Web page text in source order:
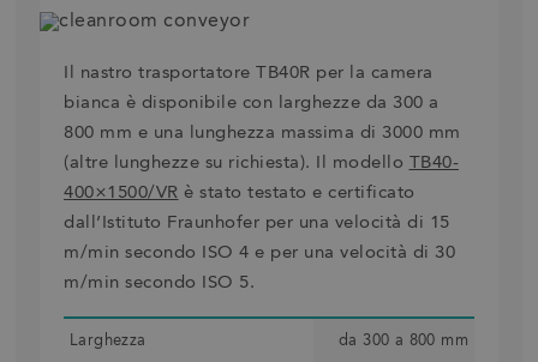
Il nastro trasportatore TB40R per la camera
bianca è disponibile con larghezze da 300 a
800 mm e una lunghezza massima di 3000 mm
(altre lunghezze su richiesta). Il modello
TB40-
400×1500/VR è stato testato e certificato
dall’Istituto Fraunhofer per una velocità di 15
m/min secondo ISO 4 e per una velocità di 30
m/min secondo ISO 5.
Larghez­za da 300 a 800 mm